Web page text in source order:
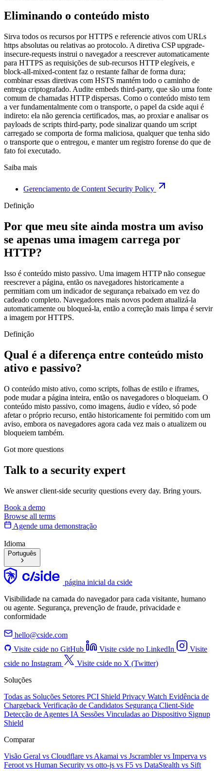
Eliminando o conteúdo misto
Sirva todos os recursos por HTTPS e referencie ativos com URLs
https absolutas ou relativas ao protocolo. A diretiva CSP upgrade-
insecure-requests instrui o navegador a reescrever automaticamente
para HTTPS as requisições de sub-recursos HTTP elegíveis, e
block-all-mixed-content faz o restante falhar de forma dura;
combinar essas diretivas com HSTS mantém todo o caminho de
entrega criptografado. Audite embeds third-party, que são uma fonte
comum de chamadas HTTP dispersas. Como o conteúdo misto tem
a ver fundamentalmente com o transporte, o papel da cside aqui é
indireto: ela não gerencia certificados, mas, ao proxiar e analisar os
payloads de scripts third-party, pode sinalizar quando um script
carregado se comporta de forma maliciosa, qualquer que tenha sido
o transporte que o entregou, e manter um registro forense do que de
fato foi executado.
Saiba mais
Gerenciamento de Content Security Policy
Definição
Por que meu site ainda mostra um aviso
se apenas uma imagem carrega por
HTTP?
Isso é conteúdo misto passivo. Uma imagem HTTP não consegue
reescrever a página, então os navegadores historicamente a
permitiam com um indicador de segurança rebaixado em vez do
cadeado completo. Navegadores mais novos podem atualizá-la
automaticamente ou bloqueá-la, então a correção mais limpa é servir
a imagem por HTTPS.
Definição
Qual é a diferença entre conteúdo misto
ativo e passivo?
O conteúdo misto ativo, como scripts, folhas de estilo e iframes,
pode mudar a página inteira, então os navegadores o bloqueiam. O
conteúdo misto passivo, como imagens, áudio e vídeo, só pode
afetar o próprio recurso, então historicamente foi permitido com um
aviso, embora os navegadores agora cada vez mais o atualizem ou
bloqueiem também.
Got more questions
Talk to a security expert
We answer client-side security questions every day. Bring yours.
Book a demo
Browse all terms
Agende uma demonstração
Idioma
Português
página inicial da cside
Visibilidade na camada do navegador para cada visitante, humano
ou agente. Segurança, prevenção de fraude, privacidade e
conformidade
hello@cside.com
Visite cside no GitHub
Visite cside no LinkedIn
Visite
cside no Instagram
Visite cside no X (Twitter)
Soluções
Todas as Soluções Setores PCI Shield Privacy Watch Evidência de
Chargeback Verificação de Candidatos Segurança Client-Side
Detecção de Agentes IA Sessões Vinculadas ao Dispositivo Signup
Shield
Comparar
Visão Geral vs Cloudflare vs Akamai vs Jscramblervs Imperva vs
Feroot vs Human Security vs otto-js vs F5 vs DataStealth vs Sift